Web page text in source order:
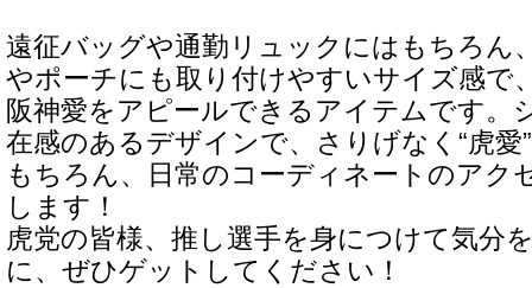
遠征バッグや通勤リュックにはもちろん
やポーチにも取り付けやすいサイズ感で
阪神愛をアピールできるアイテムです。
在感のあるデザインで、さりげなく“虎愛
もちろん、日常のコーディネートのアク
します！
虎党の皆様、推し選手を身につけて気分
に、ぜひゲットしてください！